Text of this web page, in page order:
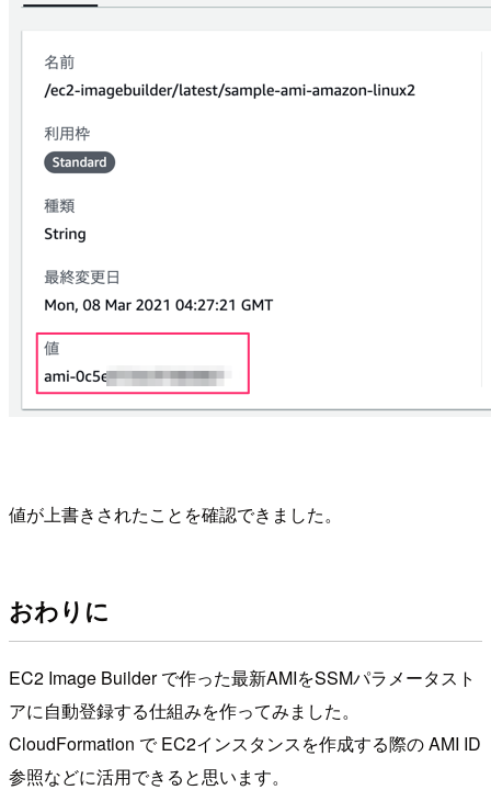
値が上書きされたことを確認できました。
おわりに
EC2 Image Builder で作った最新AMIをSSMパラメータスト
アに自動登録する仕組みを作ってみました。
CloudFormation で EC2インスタンスを作成する際の AMI ID
参照などに活用できると思います。